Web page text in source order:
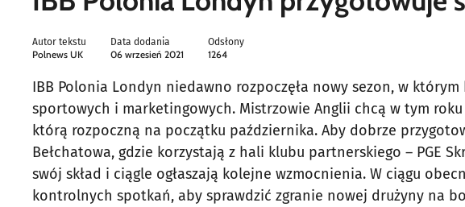
Autor tekstu
Polnews UK
Data dodania
06 wrzesień 2021
Odsłony
1264
IBB Polonia Londyn niedawno rozpoczęła nowy sezon, w
sportowych i marketingowych. Mistrzowie Anglii chcą w tym
którą rozpoczną na początku października. Aby dobrze
Bełchatowa, gdzie korzystają z hali klubu partnerskiego – PGE
swój skład i ciągle ogłaszają kolejne wzmocnienia. W ciągu
kontrolnych spotkań, aby sprawdzić zgranie nowej drużyny na